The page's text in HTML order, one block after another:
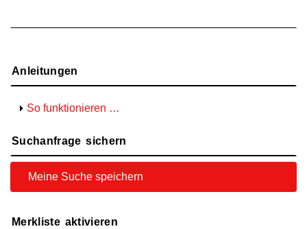
Anleitungen
So funktionieren …
Suchanfrage sichern
Merkliste aktivieren